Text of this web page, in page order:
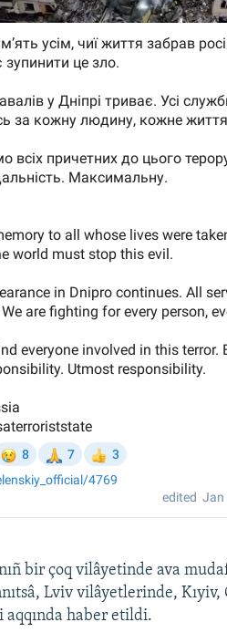
bir çoq vilâyetinde ava
Lviv vilâyetlerinde, Kıyiv,
haber etildi.